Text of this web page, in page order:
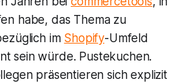
habe, das Thema zu
im Shopify-Umfeld
sein würde. Pustekuchen.
präsentieren sich explizit